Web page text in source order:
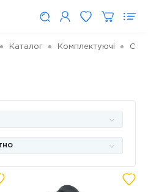
Каталог Комплектуючі